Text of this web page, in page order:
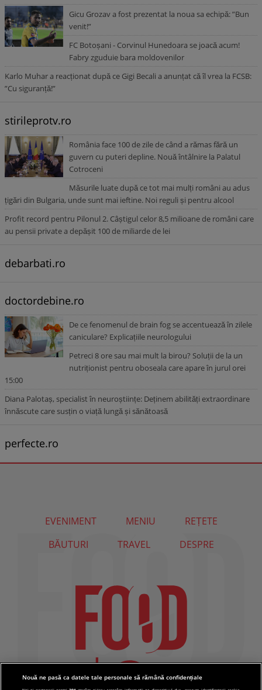
Gicu Grozav a fost prezentat la noua sa echipă: ”Bun
venit!”
FC Botoșani - Corvinul Hunedoara se joacă acum!
Fabry zguduie bara moldovenilor
Karlo Muhar a reacționat după ce Gigi Becali a anunțat că îl vrea la FCSB:
”Cu siguranță!”
stirileprotv.ro
România face 100 de zile de când a rămas fără un
guvern cu puteri depline. Nouă întâlnire la Palatul
Cotroceni
Măsurile luate după ce tot mai mulți români au adus
țigări din Bulgaria, unde sunt mai ieftine. Noi reguli și pentru alcool
Profit record pentru Pilonul 2. Câștigul celor 8,5 milioane de români care
au pensii private a depășit 100 de miliarde de lei
debarbati.ro
doctordebine.ro
De ce fenomenul de brain fog se accentuează în zilele
caniculare? Explicațiile neurologului
Petreci 8 ore sau mai mult la birou? Soluții de la un
nutriționist pentru oboseala care apare în jurul orei
15:00
Diana Palotaș, specialist în neuroștiințe: Deținem abilități extraordinare
înnăscute care susțin o viață lungă și sănătoasă
perfecte.ro
EVENIMENT MENIU
REȚETE
BĂUTURI
TRAVEL DESPRE
Nouă ne pasă ca datele tale personale să rămână confidențiale